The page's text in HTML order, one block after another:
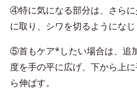
④特に気になる部分は、さら
に取り、シワを切るようになじ
⑤首もケア*したい場合は、追
度を手の平に広げ、下から上
ら伸ばす。